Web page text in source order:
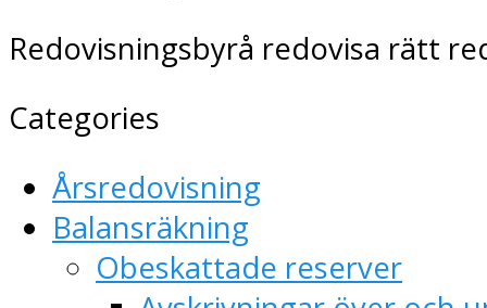
Redovisningsbyrå redovisa rätt
Categories
Årsredovisning
Balansräkning
Obeskattade reserver